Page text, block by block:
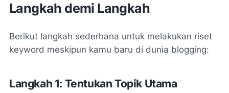
Langkah demi Langkah
Berikut langkah sederhana untuk melakukan riset
keyword meskipun kamu baru di dunia blogging:
Langkah 1: Tentukan Topik Utama